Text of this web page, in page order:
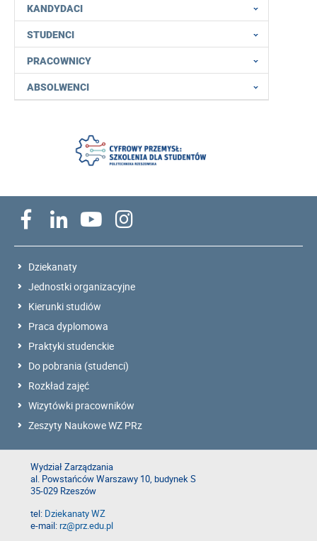
KANDYDACI
STUDENCI
PRACOWNICY
ABSOLWENCI
Dziekanaty
Jednostki organizacyjne
Kierunki studiów
Praca dyplomowa
Praktyki studenckie
Do pobrania (studenci)
Rozkład zajęć
Wizytówki pracowników
Zeszyty Naukowe WZ PRz
Wydział Zarządzania
al. Powstańców Warszawy 10, budynek S
35-029 Rzeszów
tel: Dziekanaty WZ
e-mail:rz@prz.edu.pl